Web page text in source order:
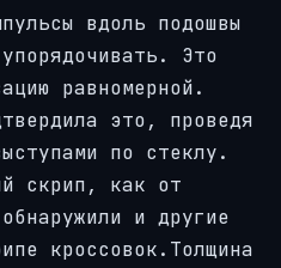
вдоль подошвы
Это
равномерной.
это, проведя
по стеклу.
скрип, как от
и другие
кроссовок.Толщина